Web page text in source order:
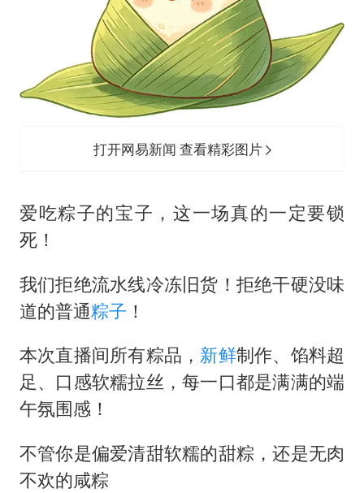
打开网易新闻 查看精彩图片
爱吃粽子的宝子，这一场真的一定要锁
死！
我们拒绝流水线冷冻旧货！拒绝干硬没味
道的普通粽子 ！
本次直播间所有粽品， 新鲜制作、馅料超
足、口感软糯拉丝，每一口都是满满的端
午氛围感！
不管你是偏爱清甜软糯的甜粽，还是无肉
不欢的咸粽